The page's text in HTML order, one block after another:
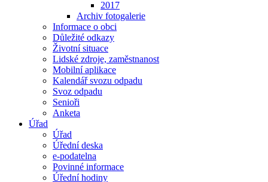
2017
Archiv fotogalerie
Informace o obci
Důležité odkazy
Životní situace
Lidské zdroje, zaměstnanost
Mobilní aplikace
Kalendář svozu odpadu
Svoz odpadu
Senioři
Anketa
Úřad
Úřad
Úřední deska
e-podatelna
Povinné informace
Úřední hodiny